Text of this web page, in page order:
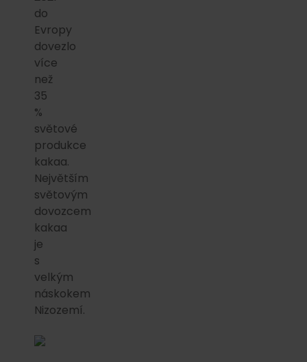
do
Evropy
dovezlo
více
než
35
%
světové
produkce
kakaa.
Největším
světovým
dovozcem
kakaa
je
s
velkým
náskokem
Nizozemí.